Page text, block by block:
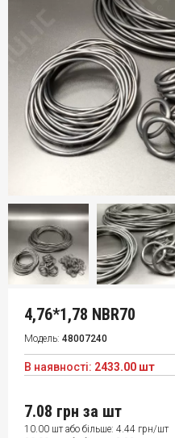
4,76*1,78 NBR70
Модель: 48007240
В наявності: 2433.00 шт
7.08 грн за шт
10.00 шт або більше: 4.44 грн/шт